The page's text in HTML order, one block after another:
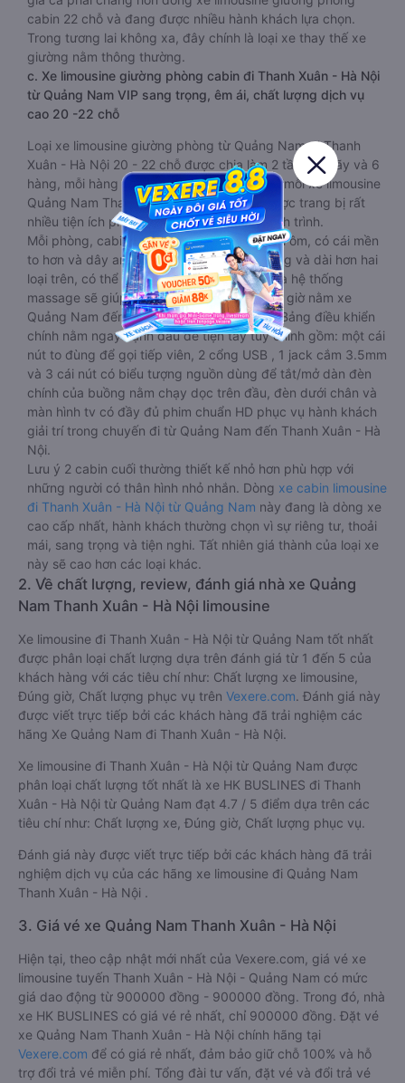
cabin 22 chỗ và đang được nhiều hành khách lựa chọn.
Trong tương lai không xa, đây chính là loại xe thay thế xe
giường nằm thông thường.
c. Xe limousine giường phòng cabin đi Thanh Xuân - Hà Nội
từ Quảng Nam VIP sang trọng, êm ái, chất lượng dịch vụ
cao 20 -22 chỗ
Loại xe limousine giường phòng từ Quảng Nam đi Thanh
Xuân - Hà Nội 20 - 22 chỗ được chia làm 2 tầng, 2 dãy và 6
hàng, mỗi hàng là 2 cabin riêng biệt. Trong mỗi xe limousine
Quảng Nam Thanh Xuân - Hà Nội cabin được trang bị rất
nhiều tiện ích phục vụ hành khách suốt hành trình.
Mỗi phòng, cabin đều có gối nằm rời, có gối ôm, có cái mền
to hơn và dây an toàn seat belt. Giường rộng và dài hơn hai
loại trên, có thể lăn lộn thoải mái. Đặc biệt là hệ thống
massage sẽ giúp bạn thư giãn trong những giờ nằm xe
Quảng Nam đến Thanh Xuân - Hà Nội dài. Bảng điều khiển
chính nằm ngay cạnh đầu để tiện tay tuỳ chỉnh gồm: một cái
nút to đùng để gọi tiếp viên, 2 cổng USB , 1 jack cắm 3.5mm
và 3 cái nút có biểu tượng nguồn dùng để tắt/mở dàn đèn
chính của buồng nằm chạy dọc trên đầu, đèn dưới chân và
màn hình tv có đầy đủ phim chuẩn HD phục vụ hành khách
giải trí trong chuyến đi từ Quảng Nam đến Thanh Xuân - Hà
Nội.
Lưu ý 2 cabin cuối thường thiết kế nhỏ hơn phù hợp với
những người có thân hình nhỏ nhắn. Dòng xe cabin limousine
đi Thanh Xuân - Hà Nội từ Quảng Nam này đang là dòng xe
cao cấp nhất, hành khách thường chọn vì sự riêng tư, thoải
mái, sang trọng và tiện nghi. Tất nhiên giá thành của loại xe
này sẽ cao hơn các loại khác.
2. Về chất lượng, review, đánh giá nhà xe Quảng
Nam Thanh Xuân - Hà Nội limousine
Xe limousine đi Thanh Xuân - Hà Nội từ Quảng Nam tốt nhất
được phân loại chất lượng dựa trên đánh giá từ 1 đến 5 của
khách hàng với các tiêu chí như: Chất lượng xe limousine,
Đúng giờ, Chất lượng phục vụ trên Vexere.com. Đánh giá này
được viết trực tiếp bởi các khách hàng đã trải nghiệm các
hãng Xe Quảng Nam đi Thanh Xuân - Hà Nội.
Xe limousine đi Thanh Xuân - Hà Nội từ Quảng Nam được
phân loại chất lượng tốt nhất là xe HK BUSLINES đi Thanh
Xuân - Hà Nội từ Quảng Nam đạt 4.7 / 5 điểm dựa trên các
tiêu chí như: Chất lượng xe, Đúng giờ, Chất lượng phục vụ.
Đánh giá này được viết trực tiếp bởi các khách hàng đã trải
nghiệm dịch vụ của các hãng xe limousine đi Quảng Nam
Thanh Xuân - Hà Nội .
3. Giá vé xe Quảng Nam Thanh Xuân - Hà Nội
Hiện tại, theo cập nhật mới nhất của Vexere.com, giá vé xe
limousine tuyến Thanh Xuân - Hà Nội - Quảng Nam có mức
giá dao động từ 900000 đồng - 900000 đồng. Trong đó, nhà
xe HK BUSLINES có giá vé rẻ nhất, chỉ 900000 đồng. Đặt vé
xe Quảng Nam Thanh Xuân - Hà Nội chính hãng tại
Vexere.com để có giá rẻ nhất, đảm bảo giữ chỗ 100% và hỗ
trợ đổi trả vé miễn phí. Tổng đài tư vấn, đặt vé và đổi trả vé